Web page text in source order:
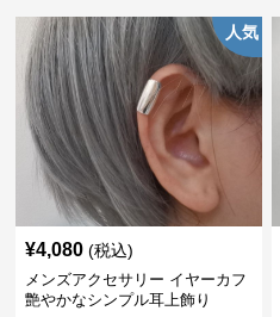
人気
¥4,080 (税込)
メンズアクセサリー イヤーカフ
艶やかなシンプル耳上飾り